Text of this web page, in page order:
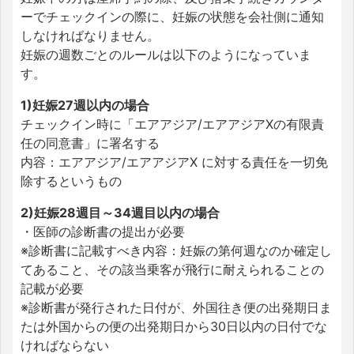
ーでチェックインの際に、妊娠の状態を会社側に通知
しなければなりません。
妊娠の週数ごとのルールは以下のようになっていま
す。
1)妊娠27週以内の場合
チェックイン時に「エアアジア/エアアジアXの有限責
任の同意書」に署名する
内容：エアアジア/エアアジアX に対する責任を一切免
除するというもの
2)妊娠28週目～34週目以内の場合
・医師の診断書の提出が必要
※診断書に記載すべき内容：妊娠の第何週なのか確定し
てあること、その該当乗客が飛行に耐えられることの
記載が必要
※診断書が発行された日付が、外国往き便の出発期日ま
たは外国からの便の出発期日から30日以内の日付でな
ければならない